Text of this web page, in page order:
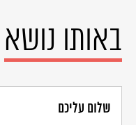
אברהם שלונסקי.
דליה רביקוביץ תרגמה
סיפוריה הקצרים
מנדלה (תשנ"ז - 1997).
באותו נושא
שלום עליכם